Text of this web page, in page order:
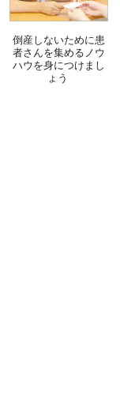
倒産しないために患
者さんを集めるノウ
ハウを身につけまし
ょう